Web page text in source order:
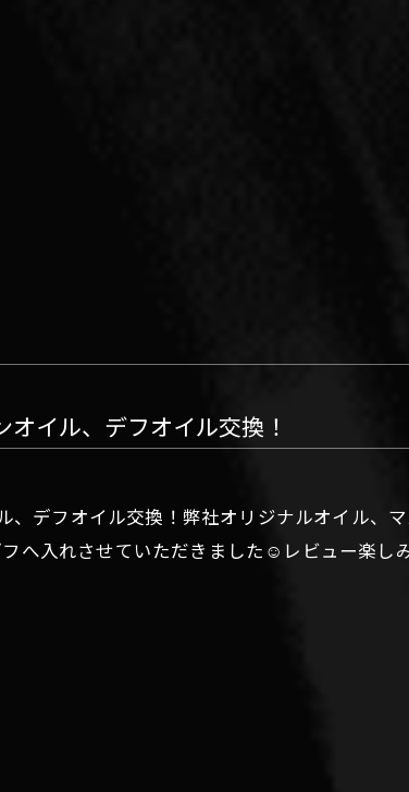
オイル、デフオイル交換！
、デフオイル交換！弊社オリジナルオイル、
フへ入れさせていただきました☺️レビュー楽し